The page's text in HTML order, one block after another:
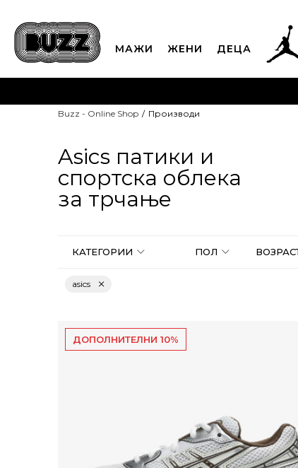
МАЖИ ЖЕНИ ДЕЦА
CLICK & COLLECT
Buzz - Online Shop Производи
Asics патики и
спортска облека
за трчање
КАТЕГОРИИ ПОЛ
asics
ДОПОЛНИТЕЛНИ 10%